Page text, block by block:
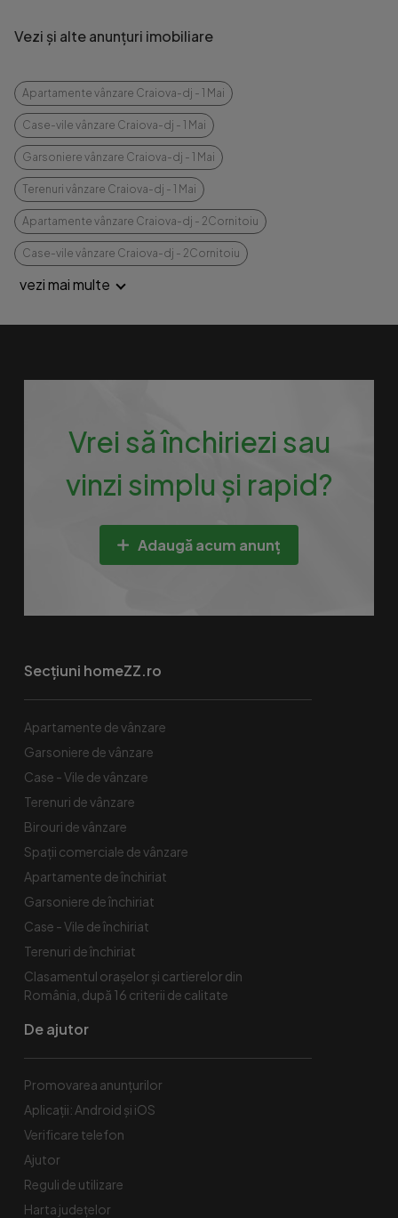
Vezi și alte anunțuri imobiliare
Apartamente vânzare Craiova-dj - 1 Mai
Case-vile vânzare Craiova-dj - 1 Mai
Garsoniere vânzare Craiova-dj - 1 Mai
Terenuri vânzare Craiova-dj - 1 Mai
Apartamente vânzare Craiova-dj - 2Cornitoiu
Case-vile vânzare Craiova-dj - 2Cornitoiu
vezi mai multe
Vrei să închiriezi sau
vinzi simplu și rapid?
Adaugă acum anunț
Secțiuni homeZZ.ro
Apartamente de vânzare
Garsoniere de vânzare
Case - Vile de vânzare
Terenuri de vânzare
Birouri de vânzare
Spaţii comerciale de vânzare
Apartamente de închiriat
Garsoniere de închiriat
Case - Vile de închiriat
Terenuri de închiriat
Clasamentul orașelor și cartierelor din
România, după 16 criterii de calitate
De ajutor
Promovarea anunțurilor
Aplicații: Android și iOS
Verificare telefon
Ajutor
Reguli de utilizare
Harta județelor